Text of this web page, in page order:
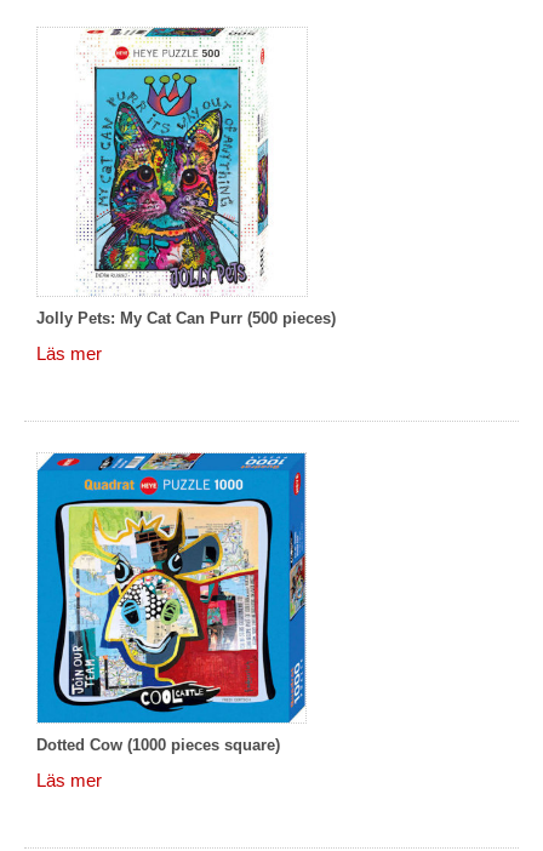
Jolly Pets: My Cat Can Purr (500 pieces)
Läs mer
Dotted Cow (1000 pieces square)
Läs mer